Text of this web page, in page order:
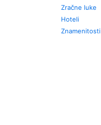
Zračne luke
Hoteli
Znamenitosti